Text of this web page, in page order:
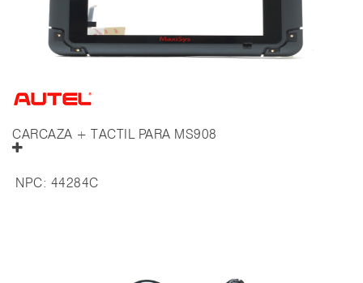
CARCAZA + TACTIL PARA MS908
NPC: 44284C